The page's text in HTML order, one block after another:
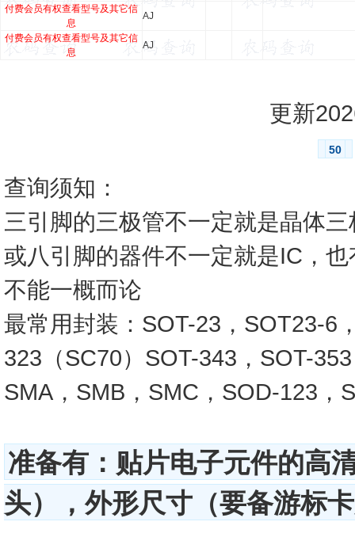
付费会员有权查看型号及其它信
息
AJ
付费会员有权查看型号及其它信
息
AJ
更新
50
查询须知：
三引脚的三极管不一定就是晶体
或八引脚的器件不一定就是IC，
不能一概而论
最常用封装：SOT-23，SOT23-6
323（SC70）SOT-343，SOT-
SMA，SMB，SMC，SOD-123，
准备有：贴片电子元件的高
头），外形尺寸（要备游标